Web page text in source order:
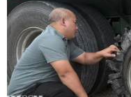
Chủ tịch Quốc hội
Tập đoàn
Sáng 7/12, tại
Đầu tư và Thương